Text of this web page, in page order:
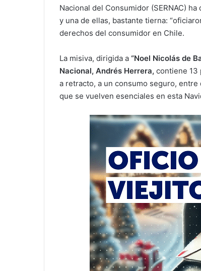
Nacional del Consumidor (SERNAC)
y una de ellas, bastante tierna:
derechos del consumidor en Chile.
La misiva, dirigida a “Noel Nicolás de
Nacional, Andrés Herrera, contiene 13
a retracto, a un consumo seguro,
que se vuelven esenciales en esta